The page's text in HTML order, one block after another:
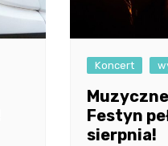
Koncert
Festyn
sierpnia!